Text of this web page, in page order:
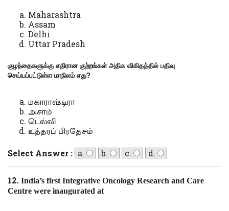
Maharashtra
Assam
Delhi
Uttar Pradesh
குழந்தைகளுக்கு எதிரான குற்றங்கள் அதிக விகிதத்தில் பதிவு
செய்யப்பட்டுள்ள மாநிலம் எது?
மகாராஷ்டிரா
அசாம்
டெல்லி
உத்தரப் பிரதேசம்
Select Answer : a. b. c. d.
12.India’s first Integrative Oncology Research and Care
Centre were inaugurated at